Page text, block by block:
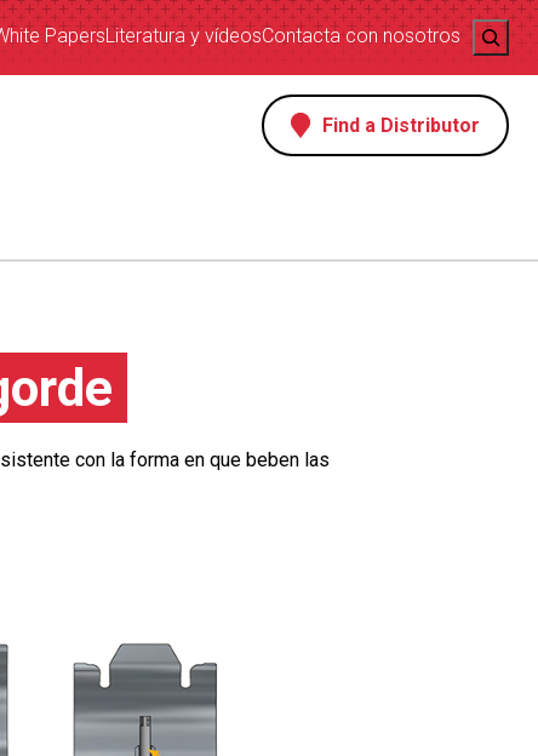
PapersLiteratura y vídeosContacta con nosotros Search
Find a Distributor
con la forma en que beben las